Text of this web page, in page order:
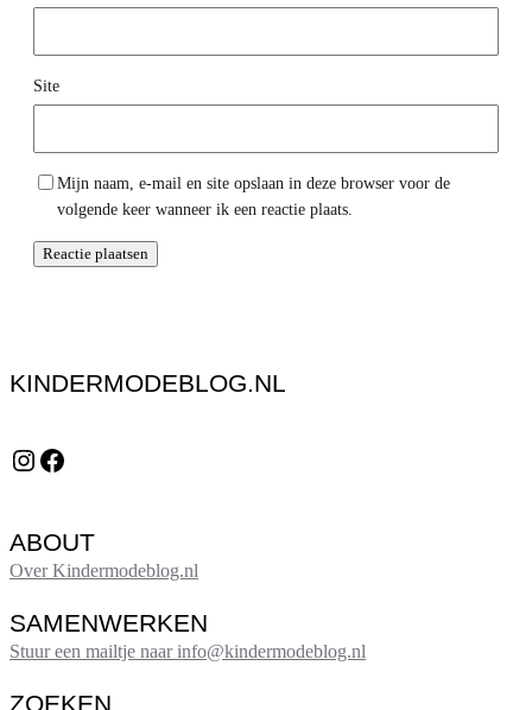
Site
Mijn naam, e-mail en site opslaan in deze browser voor de
volgende keer wanneer ik een reactie plaats.
KINDERMODEBLOG.NL
Instagram Facebook
ABOUT
Over Kindermodeblog.nl
SAMENWERKEN
Stuur een mailtje naar info@kindermodeblog.nl
ZOEKEN